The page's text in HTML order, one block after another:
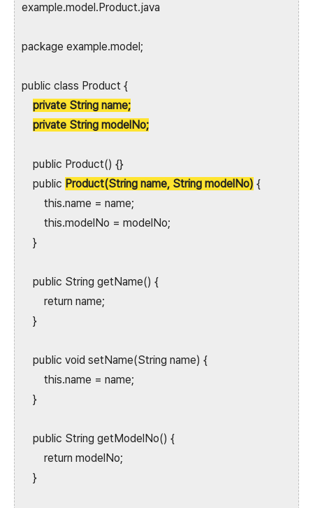
example.model.Product.java
package example.model;
public class Product {
private String name;
private String modelNo;
public Product() {}
public Product(String name, String modelNo) {
this.name = name;
this.modelNo = modelNo;
}
public String getName() {
return name;
}
public void setName(String name) {
this.name = name;
}
public String getModelNo() {
return modelNo;
}